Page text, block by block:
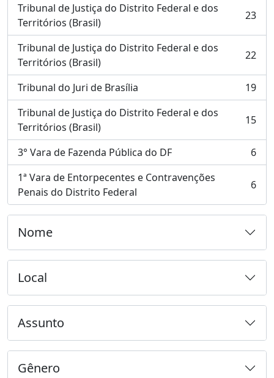
Tribunal de Justiça do Distrito Federal e dos
Territórios (Brasil)
, 23 resultados 23
Tribunal de Justiça do Distrito Federal e dos
Territórios (Brasil)
, 22 resultados 22
Tribunal do Juri de Brasília
, 19 resultados
19
Tribunal de Justiça do Distrito Federal e dos
Territórios (Brasil)
, 15 resultados 15
3° Vara de Fazenda Pública do DF
, 6 resultados
6
1ª Vara de Entorpecentes e Contravenções
Penais do Distrito Federal
, 6 resultados 6
Nome
Local
Assunto
Gênero